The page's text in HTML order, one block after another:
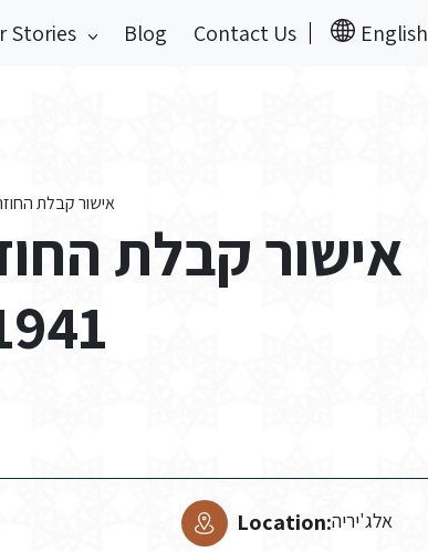
Stories Blog Contact Us English
אישור קבלת החוזר של ה-29 באוגוסט
1941; 2 בספטמבר
Location:אלג'יריה